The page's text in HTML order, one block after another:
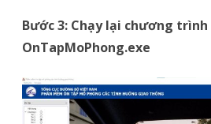
Bước 3: Chạy lại chương trình
OnTapMoPhong.exe